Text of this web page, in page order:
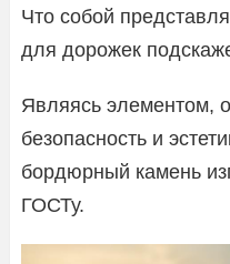
Что собой
для дорожек
Являясь элементом,
безопасность и
бордюрный камень
ГОСТу.